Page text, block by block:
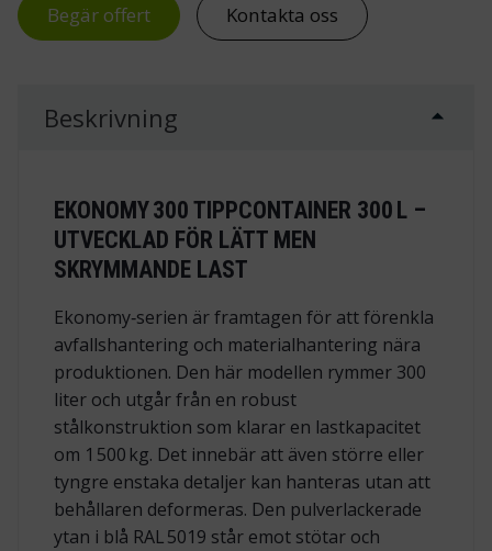
Begär offert Kontakta oss
Beskrivning
EKONOMY 300 TIPPCONTAINER 300 L –
UTVECKLAD FÖR LÄTT MEN
SKRYMMANDE LAST
Ekonomy‑serien är framtagen för att förenkla
avfallshantering och materialhantering nära
produktionen. Den här modellen rymmer 300
liter och utgår från en robust
stålkonstruktion som klarar en lastkapacitet
om 1 500 kg. Det innebär att även större eller
tyngre enstaka detaljer kan hanteras utan att
behållaren deformeras. Den pulverlackerade
ytan i blå RAL 5019 står emot stötar och